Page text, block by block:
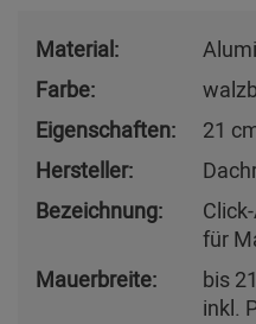
Material:
Farbe:
Eigenschaften:
21
Hersteller:
Bezeichnung:
für
Mauerbreite:
bis
inkl.